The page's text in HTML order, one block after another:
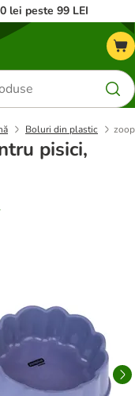
lei peste 99 LEI
Boluri din plastic
pisici,